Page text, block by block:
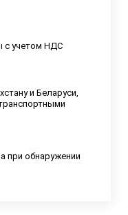
с учетом НДС
и Беларуси,
при обнаружении